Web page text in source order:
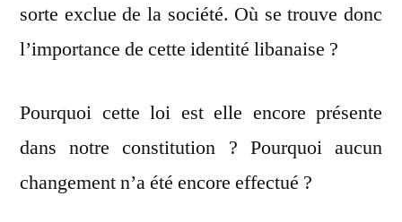
sorte exclue de la société. Où se trouve donc
l’importance de cette identité libanaise ?
Pourquoi cette loi est elle encore présente
dans notre constitution ? Pourquoi aucun
changement n’a été encore effectué ?